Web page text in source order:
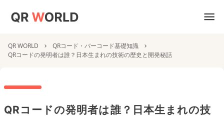
QR WORLD
QRコード・バーコード基礎知識
QRコードの発明者は誰？日本生まれの技術の歴史と開発秘話
QRコードの発明者は誰？日本生まれの技